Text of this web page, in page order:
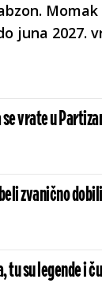
Momak
juna 2027.
vrate u
zvanično
tu su legende i